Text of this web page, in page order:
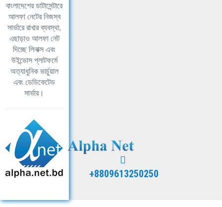
বাংলাদেশের ডাটাসেন্টারে
আলফা নেটের নিজস্ব
সার্ভারে রাখার ব্যবস্থা,
এছাড়াও আলফা নেট
দিচ্ছে লিনাক্স এবং
উইন্ডোস প্লাটফর্মে
অত্যাধুনিক ভার্চুয়াল
এবং ডেডিকেটেড
সার্ভার।
+8809613250250